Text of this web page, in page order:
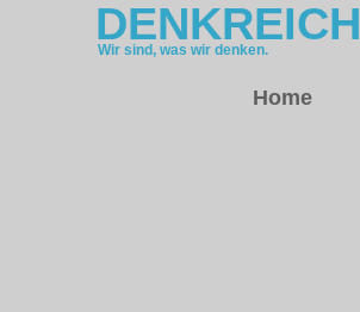
DENKREICH
Wir sind, was wir denken.
Home